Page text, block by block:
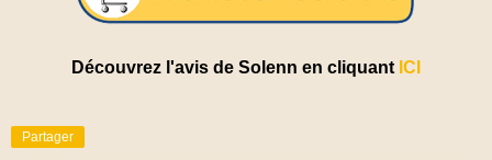
Découvrez l'avis de Solenn en cliquant ICI
Partager